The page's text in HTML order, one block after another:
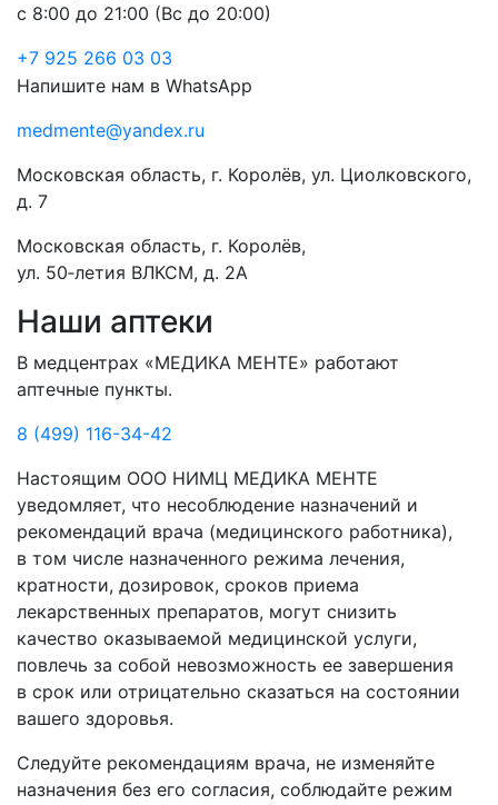
с 8:00 до 21:00 (Вс до 20:00)
+7 925 266 03 03
Напишите нам в WhatsApp
medmente@yandex.ru
Московская область, г. Королёв, ул. Циолковского,
д. 7
Московская область, г. Королёв,
ул. 50‑летия ВЛКСМ, д. 2А
Наши аптеки
В медцентрах «МЕДИКА МЕНТЕ» работают
аптечные пункты.
8 (499) 116-34-42
Настоящим ООО НИМЦ МЕДИКА МЕНТЕ
уведомляет, что несоблюдение назначений и
рекомендаций врача (медицинского работника),
в том числе назначенного режима лечения,
кратности, дозировок, сроков приема
лекарственных препаратов, могут снизить
качество оказываемой медицинской услуги,
повлечь за собой невозможность ее завершения
в срок или отрицательно сказаться на состоянии
вашего здоровья.
Следуйте рекомендациям врача, не изменяйте
назначения без его согласия, соблюдайте режим